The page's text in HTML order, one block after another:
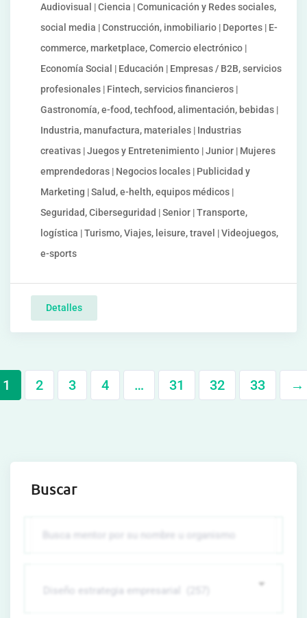
Audiovisual | Ciencia | Comunicación y Redes sociales,
social media | Construcción, inmobiliario | Deportes | E-
commerce, marketplace, Comercio electrónico |
Economía Social | Educación | Empresas / B2B, servicios
profesionales | Fintech, servicios financieros |
Gastronomía, e-food, techfood, alimentación, bebidas |
Industria, manufactura, materiales | Industrias
creativas | Juegos y Entretenimiento | Junior | Mujeres
emprendedoras | Negocios locales | Publicidad y
Marketing | Salud, e-helth, equipos médicos |
Seguridad, Ciberseguridad | Senior | Transporte,
logística | Turismo, Viajes, leisure, travel | Videojuegos,
e-sports
Detalles
1 2 3 4 … 31 32 33 →
Buscar